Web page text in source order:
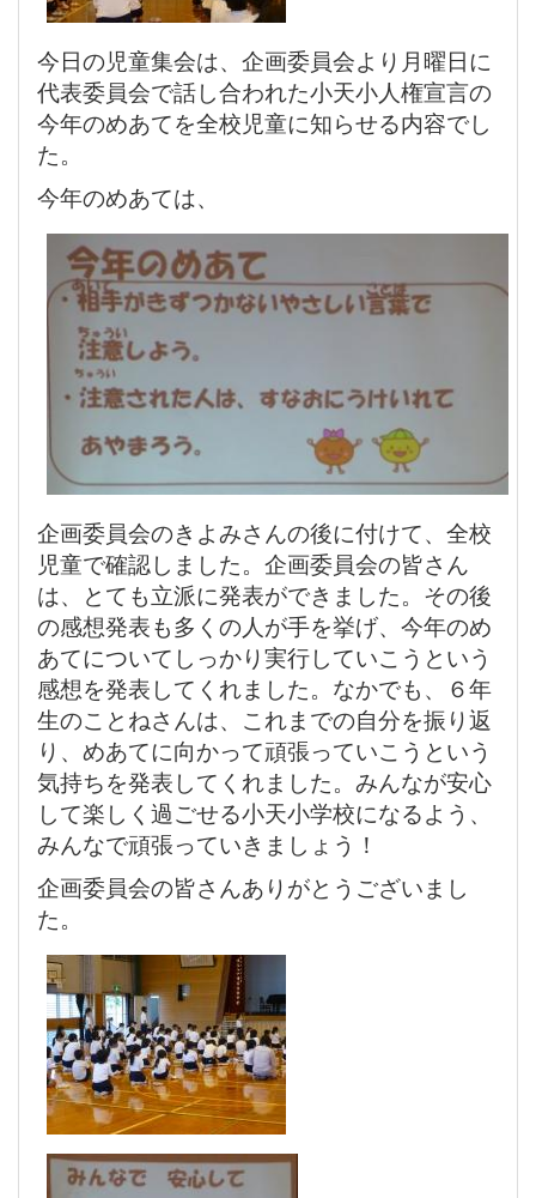
今日の児童集会は、企画委員会より月曜日に
代表委員会で話し合われた小天小人権宣言の
今年のめあてを全校児童に知らせる内容でし
た。
今年のめあては、
企画委員会のきよみさんの後に付けて、全校
児童で確認しました。企画委員会の皆さん
は、とても立派に発表ができました。その後
の感想発表も多くの人が手を挙げ、今年のめ
あてについてしっかり実行していこうという
感想を発表してくれました。なかでも、６年
生のことねさんは、これまでの自分を振り返
り、めあてに向かって頑張っていこうという
気持ちを発表してくれました。みんなが安心
して楽しく過ごせる小天小学校になるよう、
みんなで頑張っていきましょう！
企画委員会の皆さんありがとうございまし
た。